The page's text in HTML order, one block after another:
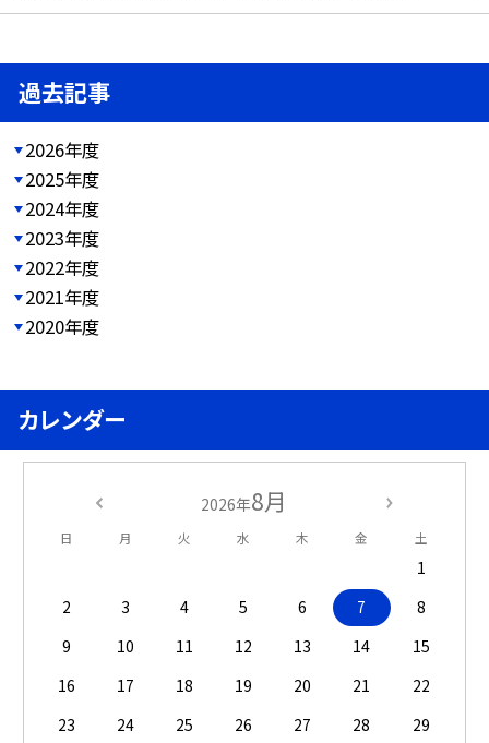
過去記事
2026年度
2025年度
2024年度
2023年度
2022年度
2021年度
2020年度
カレンダー
2026年8月
日 月 火 水 木 金 土
1
2
3 4 5 6 7
8
9
10 11 12 13 14
15
16
17 18 19 20 21
22
23
24 25 26 27 28
29